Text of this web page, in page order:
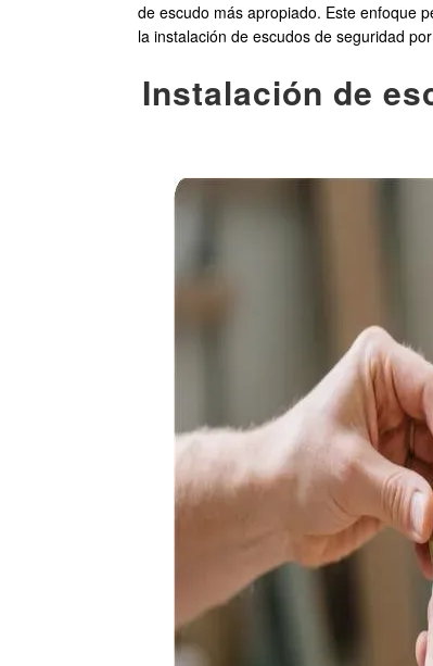
de escudo más apropiado. Este enfoque
la instalación de escudos de seguridad
Instalación de